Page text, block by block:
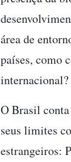
área de
países, como
internacional?
O Brasil
seus limites
estrangeiros: